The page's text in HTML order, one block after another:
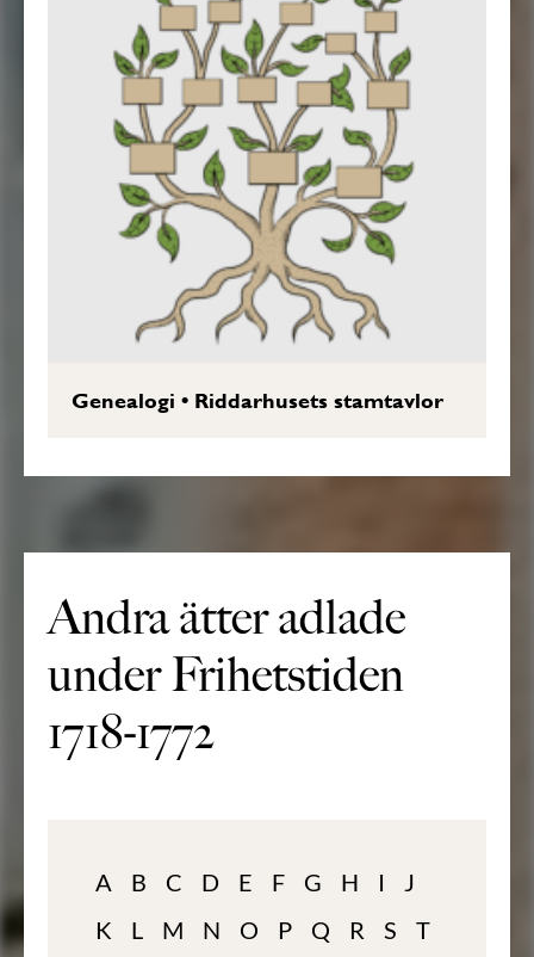
Genealogi • Riddarhusets stamtavlor
Andra ätter adlade
under Frihetstiden
1718-1772
A B C D E F G H I
J
K
L M N O P Q R S T